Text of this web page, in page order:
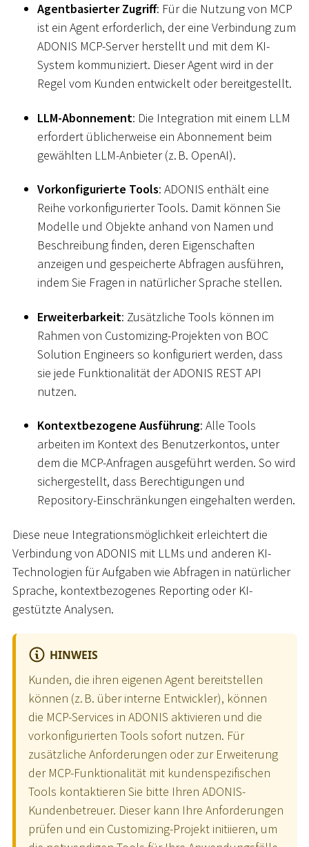
Agentbasierter Zugriff: Für die Nutzung von MCP
ist ein Agent erforderlich, der eine Verbindung zum
ADONIS MCP-Server herstellt und mit dem KI-
System kommuniziert. Dieser Agent wird in der
Regel vom Kunden entwickelt oder bereitgestellt.
LLM-Abonnement: Die Integration mit einem LLM
erfordert üblicherweise ein Abonnement beim
gewählten LLM-Anbieter (z. B. OpenAI).
Vorkonfigurierte Tools: ADONIS enthält eine
Reihe vorkonfigurierter Tools. Damit können Sie
Modelle und Objekte anhand von Namen und
Beschreibung finden, deren Eigenschaften
anzeigen und gespeicherte Abfragen ausführen,
indem Sie Fragen in natürlicher Sprache stellen.
Erweiterbarkeit: Zusätzliche Tools können im
Rahmen von Customizing-Projekten von BOC
Solution Engineers so konfiguriert werden, dass
sie jede Funktionalität der ADONIS REST API
nutzen.
Kontextbezogene Ausführung: Alle Tools
arbeiten im Kontext des Benutzerkontos, unter
dem die MCP-Anfragen ausgeführt werden. So wird
sichergestellt, dass Berechtigungen und
Repository-Einschränkungen eingehalten werden.
Diese neue Integrationsmöglichkeit erleichtert die
Verbindung von ADONIS mit LLMs und anderen KI-
Technologien für Aufgaben wie Abfragen in natürlicher
Sprache, kontextbezogenes Reporting oder KI-
gestützte Analysen.
HINWEIS
Kunden, die ihren eigenen Agent bereitstellen
können (z. B. über interne Entwickler), können
die MCP-Services in ADONIS aktivieren und die
vorkonfigurierten Tools sofort nutzen. Für
zusätzliche Anforderungen oder zur Erweiterung
der MCP-Funktionalität mit kundenspezifischen
Tools kontaktieren Sie bitte Ihren ADONIS-
Kundenbetreuer. Dieser kann Ihre Anforderungen
prüfen und ein Customizing-Projekt initiieren, um